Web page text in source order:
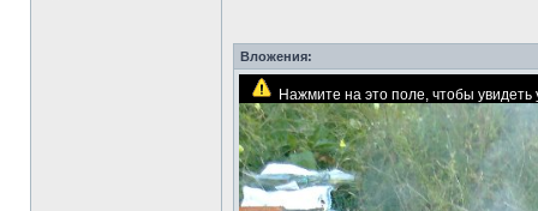
Вложения:
Нажмите на это поле, чтобы